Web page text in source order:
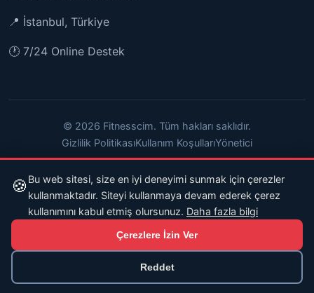
📍 İstanbul, Türkiye
🕐 7/24 Online Destek
© 2026 Fitnesscim. Tüm hakları saklıdır.
Gizlilik PolitikasıKullanım KoşullarıYönetici
🍪 Bu web sitesi, size en iyi deneyimi sunmak için çerezler
kullanmaktadır. Siteyi kullanmaya devam ederek çerez
kullanımını kabul etmiş olursunuz. Daha fazla bilgi
Çerezlere İzin Ver
Reddet